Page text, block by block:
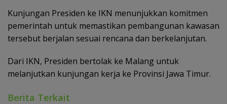
Kunjungan Presiden ke IKN menunjukkan komitmen
pemerintah untuk memastikan pembangunan kawasan
tersebut berjalan sesuai rencana dan berkelanjutan.
Dari IKN, Presiden bertolak ke Malang untuk
melanjutkan kunjungan kerja ke Provinsi Jawa Timur.
Berita Terkait